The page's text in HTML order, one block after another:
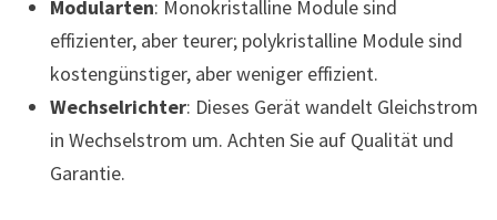
Modularten: Monokristalline Module sind
effizienter, aber teurer; polykristalline Module sind
kostengünstiger, aber weniger effizient.
Wechselrichter: Dieses Gerät wandelt Gleichstrom
in Wechselstrom um. Achten Sie auf Qualität und
Garantie.